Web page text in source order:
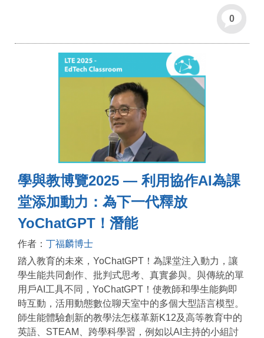
0
學與教博覽2025 — 利用協作AI為課
堂添加動力：為下一代釋放
YoChatGPT！潛能
作者： 丁福麟博士
踏入教育的未來，YoChatGPT！為課堂注入動力，讓
學生能共同創作、批判式思考、真實參與。與傳統的單
用戶AI工具不同，YoChatGPT！使教師和學生能夠即
時互動，活用動態數位聊天室中的多個大型語言模型。
師生能體驗創新的教學法怎樣革新K12及高等教育中的
英語、STEAM、跨學科學習，例如以AI主持的小組討